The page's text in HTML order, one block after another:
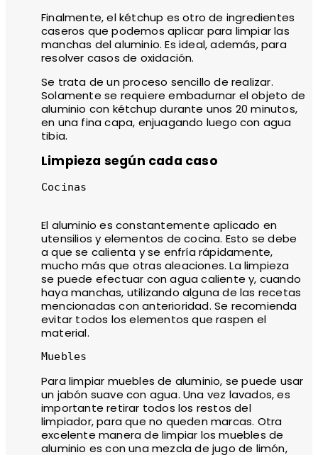
Finalmente, el kétchup es otro de ingredientes
caseros que podemos aplicar para limpiar las
manchas del aluminio. Es ideal, además, para
resolver casos de oxidación.
Se trata de un proceso sencillo de realizar.
Solamente se requiere embadurnar el objeto de
aluminio con kétchup durante unos 20 minutos,
en una fina capa, enjuagando luego con agua
tibia.
Limpieza según cada caso
Cocinas
El aluminio es constantemente aplicado en
utensilios y elementos de cocina. Esto se debe
a que se calienta y se enfría rápidamente,
mucho más que otras aleaciones. La limpieza
se puede efectuar con agua caliente y, cuando
haya manchas, utilizando alguna de las recetas
mencionadas con anterioridad. Se recomienda
evitar todos los elementos que raspen el
material.
Muebles
Para limpiar muebles de aluminio, se puede usar
un jabón suave con agua. Una vez lavados, es
importante retirar todos los restos del
limpiador, para que no queden marcas. Otra
excelente manera de limpiar los muebles de
aluminio es con una mezcla de jugo de limón,